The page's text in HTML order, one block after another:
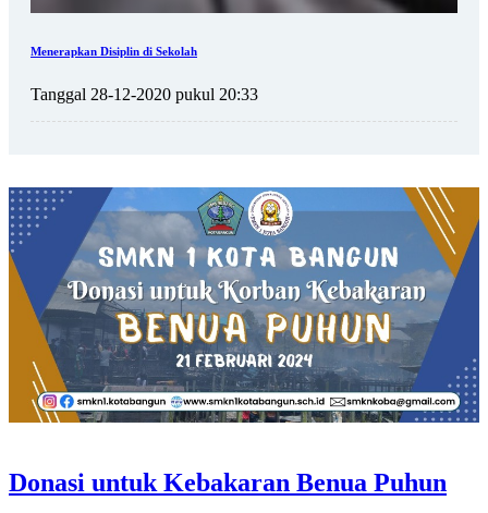
Menerapkan Disiplin di Sekolah
Tanggal 28-12-2020 pukul 20:33
Donasi untuk Kebakaran Benua Puhun